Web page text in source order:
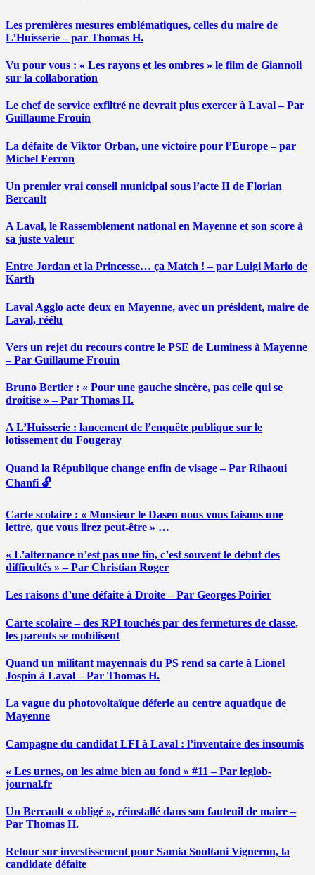
Les premières mesures emblématiques, celles du maire de
L’Huisserie – par Thomas H.
Vu pour vous : « Les rayons et les ombres » le film de Giannoli
sur la collaboration
Le chef de service exfiltré ne devrait plus exercer à Laval – Par
Guillaume Frouin
La défaite de Viktor Orban, une victoire pour l’Europe – par
Michel Ferron
Un premier vrai conseil municipal sous l’acte II de Florian
Bercault
A Laval, le Rassemblement national en Mayenne et son score à
sa juste valeur
Entre Jordan et la Princesse… ça Match ! – par Luigi Mario de
Karth
Laval Agglo acte deux en Mayenne, avec un président, maire de
Laval, réélu
Vers un rejet du recours contre le PSE de Luminess à Mayenne
– Par Guillaume Frouin
Bruno Bertier : « Pour une gauche sincère, pas celle qui se
droitise » – Par Thomas H.
A L’Huisserie : lancement de l’enquête publique sur le
lotissement du Fougeray
Quand la République change enfin de visage – Par Rihaoui
Chanfi 🔓
Carte scolaire : « Monsieur le Dasen nous vous faisons une
lettre, que vous lirez peut-être » …
« L’alternance n’est pas une fin, c’est souvent le début des
difficultés » – Par Christian Roger
Les raisons d’une défaite à Droite – Par Georges Poirier
Carte scolaire – des RPI touchés par des fermetures de classe,
les parents se mobilisent
Quand un militant mayennais du PS rend sa carte à Lionel
Jospin à Laval – Par Thomas H.
La vague du photovoltaïque déferle au centre aquatique de
Mayenne
Campagne du candidat LFI à Laval : l’inventaire des insoumis
« Les urnes, on les aime bien au fond » #11 – Par leglob-
journal.fr
Un Bercault « obligé », réinstallé dans son fauteuil de maire –
Par Thomas H.
Retour sur investissement pour Samia Soultani Vigneron, la
candidate défaite